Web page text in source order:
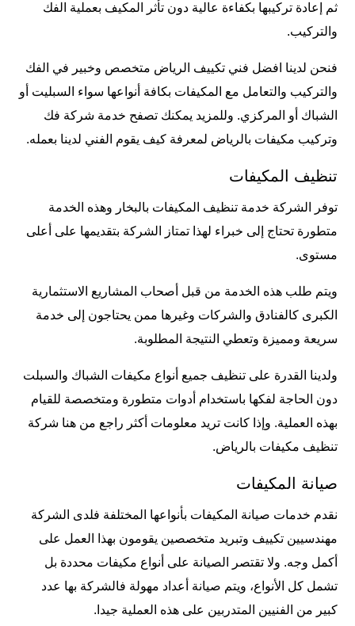
ثم إعادة تركيبها بكفاءة عالية دون تأثر المكيف بعملية الفك
والتركيب.
فنحن لدينا افضل فني تكييف الرياض متخصص وخبير في الفك
والتركيب والتعامل مع المكيفات بكافة أنواعها سواء السبليت أو
الشباك أو المركزي. وللمزيد يمكنك تصفح خدمة شركة فك
وتركيب مكيفات بالرياض لمعرفة كيف يقوم الفني لدينا بعمله.
تنظيف المكيفات
توفر الشركة خدمة تنظيف المكيفات بالبخار وهذه الخدمة
متطورة تحتاج إلى خبراء لهذا تمتاز الشركة بتقديمها على أعلى
مستوى.
ويتم طلب هذه الخدمة من قبل أصحاب المشاريع الاستثمارية
الكبرى كالفنادق والشركات وغيرها ممن يحتاجون إلى خدمة
سريعة ومميزة وتعطي النتيجة المطلوبة.
ولدينا القدرة على تنظيف جميع أنواع مكيفات الشباك والسبلت
دون الحاجة لفكها باستخدام أدوات متطورة ومتخصصة للقيام
بهذه العملية. وإذا كانت تريد معلومات أكثر راجع من هنا شركة
تنظيف مكيفات بالرياض.
صيانة المكيفات
نقدم خدمات صيانة المكيفات بأنواعها المختلفة فلدى الشركة
مهندسيين تكييف وتبريد متخصصين يقومون بهذا العمل على
أكمل وجه. ولا تقتصر الصيانة على أنواع مكيفات محددة بل
تشمل كل الأنواع، ويتم صيانة أعداد مهولة فالشركة بها عدد
كبير من الفنيين المتدربين على هذه العملية جيدا.